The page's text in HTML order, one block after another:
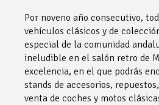
Por noveno año consecutivo,
vehículos clásicos y de
especial de la comunidad
ineludible en el salón retro de
excelencia, en el que podrás
stands de accesorios,
venta de coches y motos